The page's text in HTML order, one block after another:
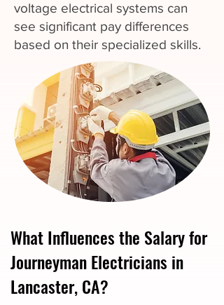
voltage electrical systems can
see significant pay differences
based on their specialized skills.
What Influences the Salary for
Journeyman Electricians in
Lancaster, CA?